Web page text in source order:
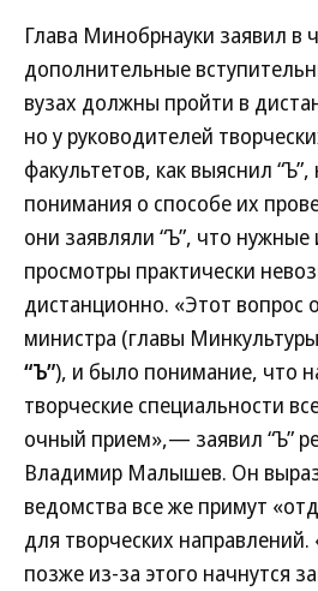
Глава Минобрнауки заявил в
дополнительные
вузах должны пройти в
но у руководителей
факультетов, как выяснил
понимания о способе их
они заявляли “Ъ”, что
просмотры практически
дистанционно. «Этот вопрос
министра (главы
“Ъ”), и было понимание, что
творческие специальности
очный прием»,— заявил “Ъ”
Владимир Малышев. Он
ведомства все же примут
для творческих
позже из-за этого начнутся